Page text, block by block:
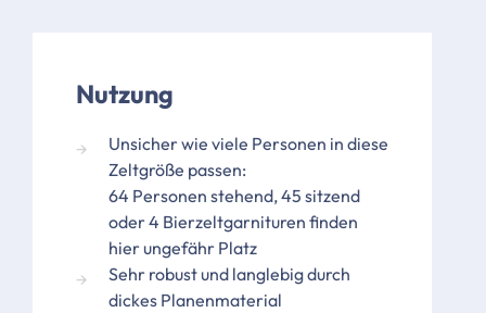
Nutzung
Unsicher wie viele Personen in diese
Zeltgröße passen:
64 Personen stehend, 45 sitzend
oder 4 Bierzeltgarnituren finden
hier ungefähr Platz
Sehr robust und langlebig durch
dickes Planenmaterial